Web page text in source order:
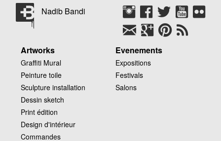
Nadib Bandi
Artworks
Graffiti Mural
Peinture toile
Sculpture installation
Dessin sketch
Print édition
Design d'intérieur
Commandes
Evenements
Expositions
Festivals
Salons